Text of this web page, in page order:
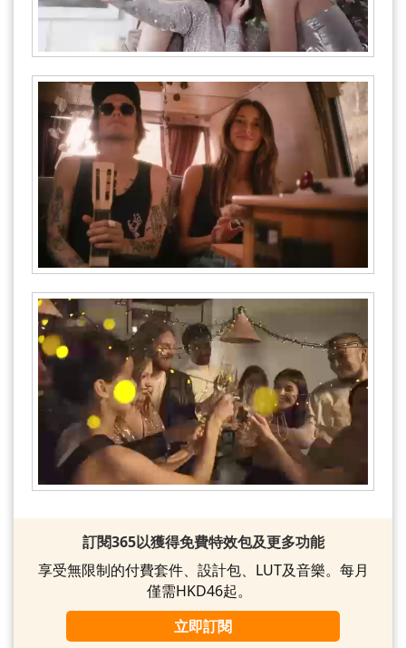
訂閱365以獲得免費特效包及更多功能
享受無限制的付費套件、設計包、LUT及音樂。每月
僅需HKD46起。
立即訂閱